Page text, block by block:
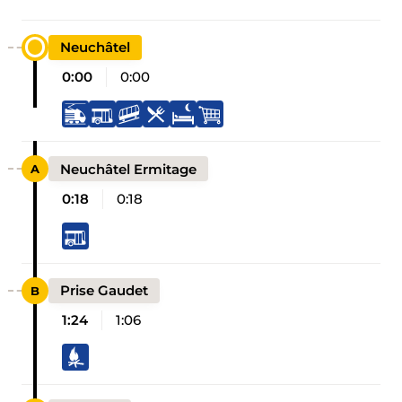
Neuchâtel
0:00
0:00
Neuchâtel Ermitage
0:18
0:18
Prise Gaudet
1:24
1:06